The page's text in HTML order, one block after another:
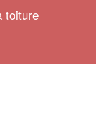
toiture